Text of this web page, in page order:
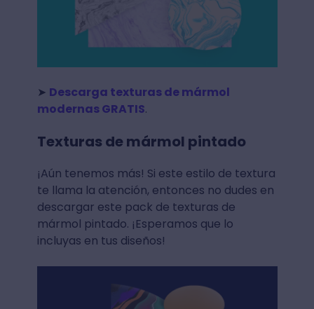
➤ Descarga texturas de mármol
modernas GRATIS.
Texturas de mármol pintado
¡Aún tenemos más! Si este estilo de textura
te llama la atención, entonces no dudes en
descargar este pack de texturas de
mármol pintado. ¡Esperamos que lo
incluyas en tus diseños!